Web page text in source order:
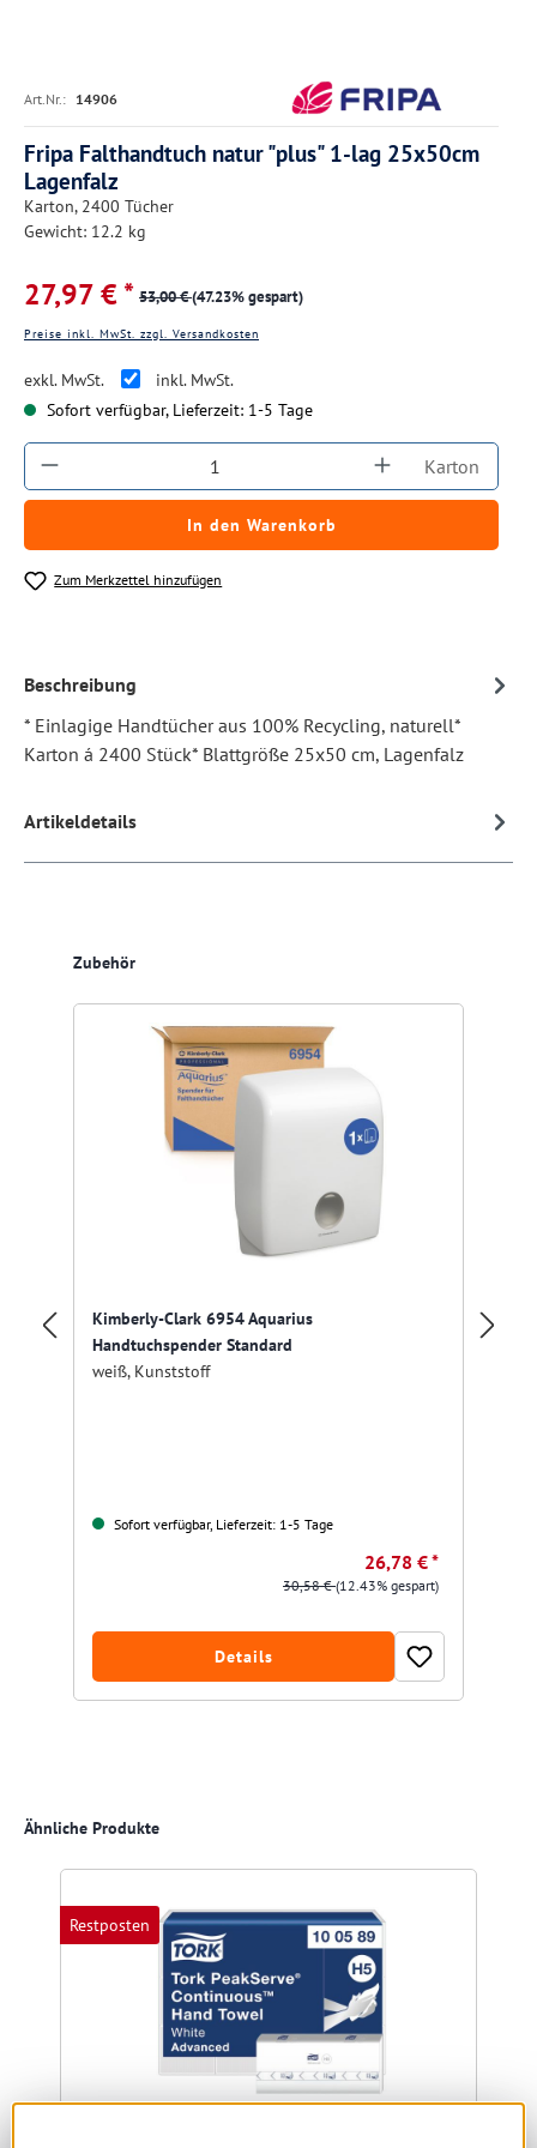
Art.Nr.: 14906
Fripa Falthandtuch natur "plus" 1-lag 25x50cm
Lagenfalz
Karton, 2400 Tücher
Gewicht: 12.2 kg
27,97 € * 53,00 €(47.23% gespart)
Preise inkl. MwSt. zzgl. Versandkosten
exkl. MwSt.
inkl. MwSt.
Sofort verfügbar, Lieferzeit: 1-5 Tage
Produkt Anzahl: Gib den gewünschten
Karton
In den Warenkorb
Zum Merkzettel hinzufügen
Beschreibung
* Einlagige Handtücher aus 100% Recycling, naturell*
Karton á 2400 Stück* Blattgröße 25x50 cm, Lagenfalz
Artikeldetails
Produktgalerie überspringen
Zubehör
Kimberly-Clark 6954 Aquarius
Handtuchspender Standard
weiß, Kunststoff
Sofort verfügbar, Lieferzeit: 1-5 Tage
26,78 € *
30,58 €(12.43% gespart)
Details
Produktgalerie überspringen
Ähnliche Produkte
Restposten